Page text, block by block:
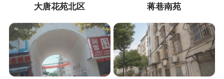
大唐花苑北区 蒋巷南苑